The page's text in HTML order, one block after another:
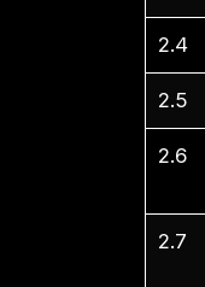
2.4
2.5
2.6
2.7